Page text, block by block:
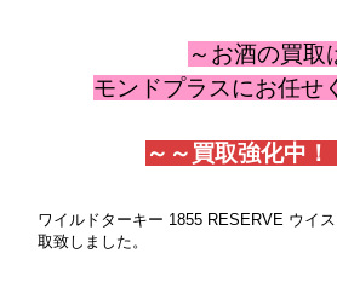
～お酒の買取
モンドプラスにお任せ
～～買取強化中！
ワイルドターキー 1855 RESERVE ウイ
取致しました。